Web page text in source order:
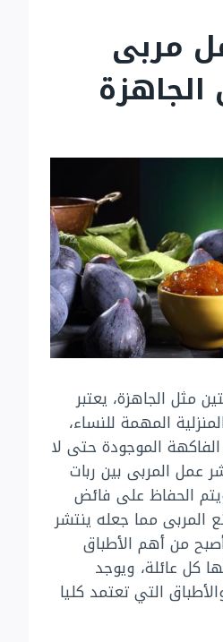
مربى
الجاهزة
مثل الجاهزة، يعتبر
المهمة للنساء،
الموجودة حتى لا
عمل المربى بين ربات
الحفاظ على فائض
المربى مما جعله ينتشر
من أهم الأطباق
كل عائلة، ويوجد
التي تعتمد كليا